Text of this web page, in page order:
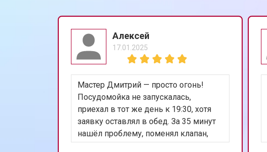
Алексей
17.01.2025
Мастер Дмитрий — просто огонь!
Посудомойка не запускалась,
приехал в тот же день к 19:30, хотя
заявку оставлял в обед. За 35 минут
нашёл проблему, поменял клапан,
всё проверил. Цена не изменилась.